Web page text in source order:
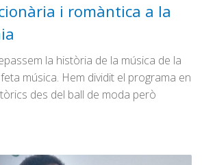
i romàntica a la
la història de la música de la
música. Hem dividit el programa en
des del ball de moda però